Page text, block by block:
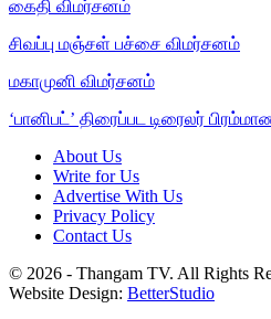
கைதி விமர்சனம்
சிவப்பு மஞ்சள் பச்சை விமர்சனம்
மகாமுனி விமர்சனம்
‘பானிபட்’ திரைப்பட டிரைலர்
About Us
Write for Us
Advertise With Us
Privacy Policy
Contact Us
© 2026 - Thangam TV. All Rights
Website Design: BetterStudio